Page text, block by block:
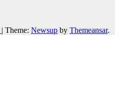
| Theme: Newsup by Themeansar.